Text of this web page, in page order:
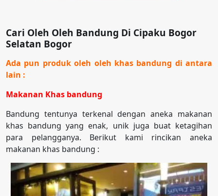
Cari Oleh Oleh Bandung Di Cipaku Bogor
Selatan Bogor
Ada pun produk oleh oleh khas bandung di antara
lain :
Makanan Khas bandung
Bandung tentunya terkenal dengan aneka makanan
khas bandung yang enak, unik juga buat ketagihan
para pelangganya. Berikut kami rincikan aneka
makanan khas bandung :